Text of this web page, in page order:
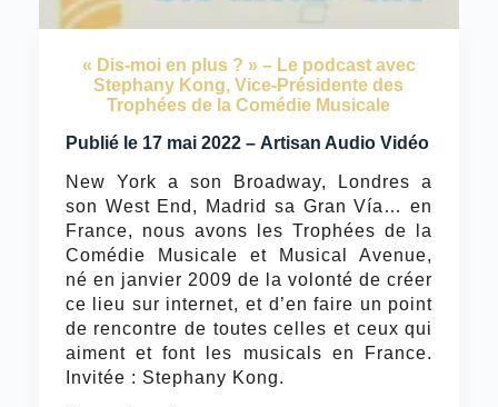
« Dis-moi en plus ? » – Le podcast avec
Stephany Kong, Vice-Présidente des
Trophées de la Comédie Musicale
Publié le 17 mai 2022 – Artisan Audio Vidéo
New York a son Broadway, Londres a
son West End, Madrid sa Gran Vía… en
France, nous avons les Trophées de la
Comédie Musicale et Musical Avenue,
né en janvier 2009 de la volonté de créer
ce lieu sur internet, et d’en faire un point
de rencontre de toutes celles et ceux qui
aiment et font les musicals en France.
Invitée : Stephany Kong.